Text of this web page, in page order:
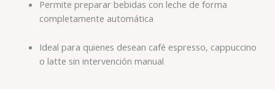
Permite preparar bebidas con leche de forma
completamente automática
Ideal para quienes desean café espresso, cappuccino
o latte sin intervención manual